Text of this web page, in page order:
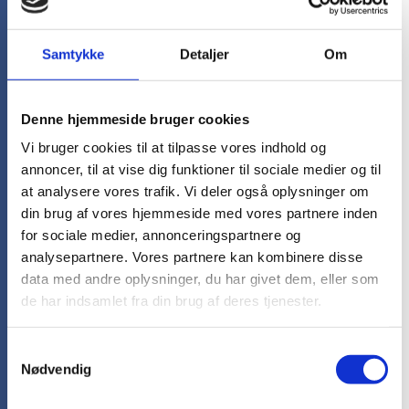
Samtykke Detaljer Om
Denne hjemmeside bruger cookies
Vi bruger cookies til at tilpasse vores indhold og
annoncer, til at vise dig funktioner til sociale medier og til
at analysere vores trafik. Vi deler også oplysninger om
din brug af vores hjemmeside med vores partnere inden
for sociale medier, annonceringspartnere og
analysepartnere. Vores partnere kan kombinere disse
data med andre oplysninger, du har givet dem, eller som
de har indsamlet fra din brug af deres tjenester.
Nødvendig
Vi hjælper gerne med at sammensætte en
medarbejderne og virksomhedens visuelle
identitet.
Hvor hurtigt kan I levere løbetøj med
tryk i Danmark?
Leveringstiden på løbetøj med tryk afhænger
af produkt, antal og mærkningsmetode. På
udvalgte lagervarer kan vi levere fra 3–4
hverdage efter godkendt korrektur. Normal
leveringstid er dog typisk længere, især ved
større oplag, specialdesign eller tekniske
produkter. Har I en hastesag, anbefaler vi, at I
sender en forespørgsel, så vi hurtigt kan se,
hvad der er muligt.
Får vi korrektur inden produktion?